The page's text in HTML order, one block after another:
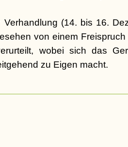
Verhandlung (14. bis 16.
von einem
wobei sich das
zu Eigen macht.